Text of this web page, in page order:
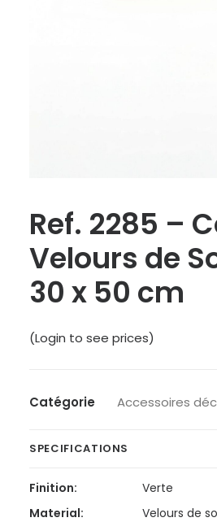
Ref. 2285 –
Velours de
30 x 50 cm
(Login to see prices)
Catégorie Accessoires
SPECIFICATIONS
Finition:
Verte
Material:
Velours de